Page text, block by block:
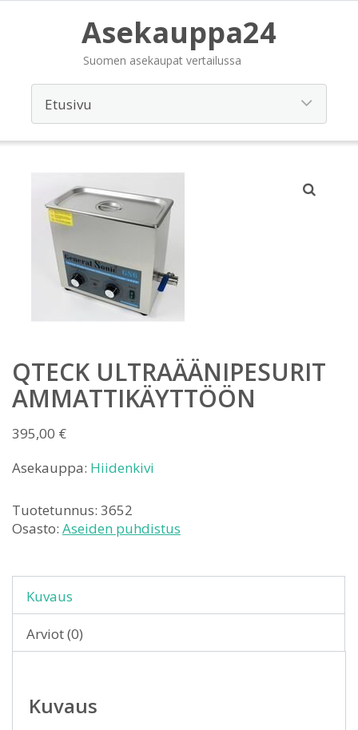
Asekauppa24
Suomen asekaupat vertailussa
QTECK ULTRAÄÄNIPESURIT
AMMATTIKÄYTTÖÖN
395,00 €
Asekauppa: Hiidenkivi
Tuotetunnus: 3652
Osasto: Aseiden puhdistus
Kuvaus
Arviot (0)
Kuvaus